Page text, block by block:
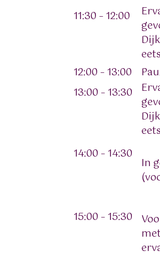
11:30 – 12:00
12:00 – 13:00
13:00 – 13:30
14:00 – 14:30
In
15:00 – 15:30